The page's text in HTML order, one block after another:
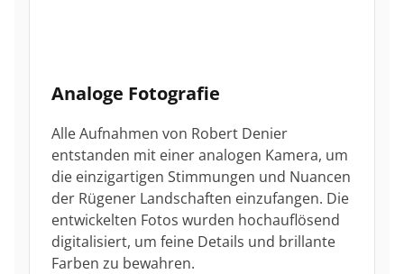
Analoge Fotografie
Alle Aufnahmen von Robert Denier
entstanden mit einer analogen Kamera, um
die einzigartigen Stimmungen und Nuancen
der Rügener Landschaften einzufangen. Die
entwickelten Fotos wurden hochauflösend
digitalisiert, um feine Details und brillante
Farben zu bewahren.